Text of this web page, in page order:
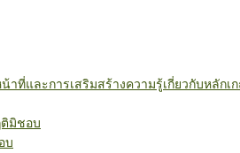
น้าที่และการเสริมสร้างความรู้เกี่ยวกับห
ติมิชอบ
บ